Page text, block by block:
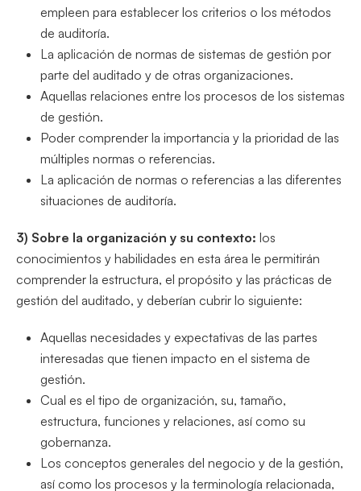
empleen para establecer los criterios o los métodos
de auditoría.
La aplicación de normas de sistemas de gestión por
parte del auditado y de otras organizaciones.
Aquellas relaciones entre los procesos de los sistemas
de gestión.
Poder comprender la importancia y la prioridad de las
múltiples normas o referencias.
La aplicación de normas o referencias a las diferentes
situaciones de auditoría.
3) Sobre la organización y su contexto: los
conocimientos y habilidades en esta área le permitirán
comprender la estructura, el propósito y las prácticas de
gestión del auditado, y deberían cubrir lo siguiente:
Aquellas necesidades y expectativas de las partes
interesadas que tienen impacto en el sistema de
gestión.
Cual es el tipo de organización, su, tamaño,
estructura, funciones y relaciones, así como su
gobernanza.
Los conceptos generales del negocio y de la gestión,
así como los procesos y la terminología relacionada,